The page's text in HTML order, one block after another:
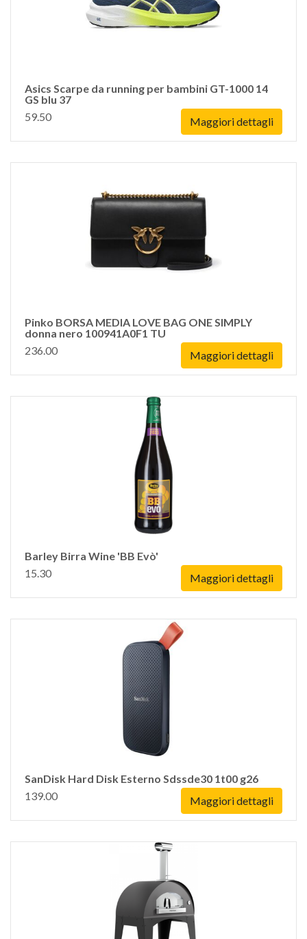
Asics Scarpe da running per bambini GT-1000 14
GS blu 37
59.50
Maggiori dettagli
Pinko BORSA MEDIA LOVE BAG ONE SIMPLY
donna nero 100941A0F1 TU
236.00
Maggiori dettagli
Barley Birra Wine 'BB Evò'
15.30
Maggiori dettagli
SanDisk Hard Disk Esterno Sdssde30 1t00 g26
139.00
Maggiori dettagli